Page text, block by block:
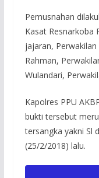
Pemusnahan
Kasat Resnarkoba
jajaran,
Rahman,
Wulandari,
Kapolres PPU
bukti tersebut
tersangka yakni Sl
(25/2/2018) lalu.